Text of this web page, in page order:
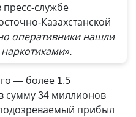
службе
Казахстанской
оперативники нашли
— более 1,5
сумму 34 миллионов
прибыл